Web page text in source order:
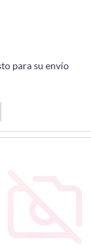
para su envío